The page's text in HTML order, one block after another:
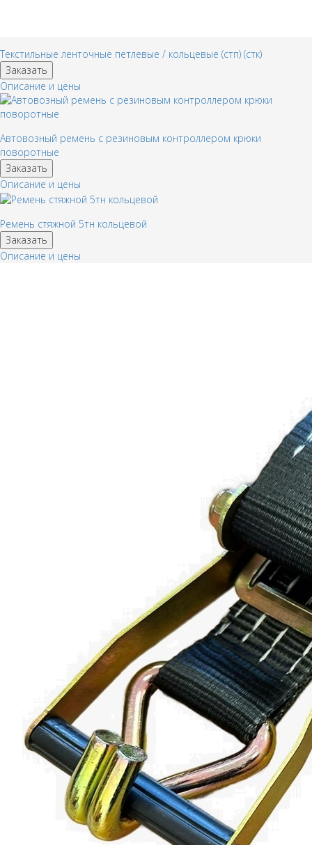
Текстильные ленточные петлевые / кольцевые (стп) (стк)
Заказать
Описание и цены
Автовозный ремень с резиновым контроллером крюки
поворотные
Заказать
Описание и цены
Ремень стяжной 5тн кольцевой
Заказать
Описание и цены